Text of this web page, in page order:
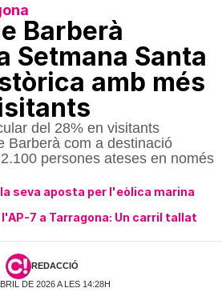
Barberà
Setmana Santa
amb més
del 28% en visitants
Barberà com a destinació
persones ateses en només
seva aposta per l'eòlica marina
7 a Tarragona: Un carril tallat
REDACCIÓ
DE 2026 A LES 14:28H